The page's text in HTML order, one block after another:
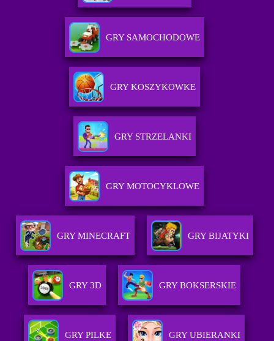
GRY SAMOCHODOWE
GRY KOSZYKOWKE
GRY STRZELANKI
GRY MOTOCYKLOWE
GRY MINECRAFT GRY BIJATYKI
GRY 3D GRY BOKSERSKIE
GRY PILKE GRY UBIERANKI